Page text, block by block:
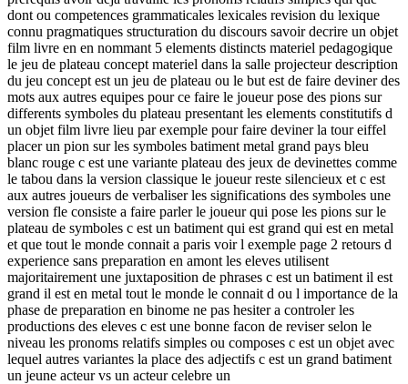
dont ou competences grammaticales lexicales revision du lexique
connu pragmatiques structuration du discours savoir decrire un objet
film livre en en nommant 5 elements distincts materiel pedagogique
le jeu de plateau concept materiel dans la salle projecteur description
du jeu concept est un jeu de plateau ou le but est de faire deviner des
mots aux autres equipes pour ce faire le joueur pose des pions sur
differents symboles du plateau presentant les elements constitutifs d
un objet film livre lieu par exemple pour faire deviner la tour eiffel
placer un pion sur les symboles batiment metal grand pays bleu
blanc rouge c est une variante plateau des jeux de devinettes comme
le tabou dans la version classique le joueur reste silencieux et c est
aux autres joueurs de verbaliser les significations des symboles une
version fle consiste a faire parler le joueur qui pose les pions sur le
plateau de symboles c est un batiment qui est grand qui est en metal
et que tout le monde connait a paris voir l exemple page 2 retours d
experience sans preparation en amont les eleves utilisent
majoritairement une juxtaposition de phrases c est un batiment il est
grand il est en metal tout le monde le connait d ou l importance de la
phase de preparation en binome ne pas hesiter a controler les
productions des eleves c est une bonne facon de reviser selon le
niveau les pronoms relatifs simples ou composes c est un objet avec
lequel autres variantes la place des adjectifs c est un grand batiment
un jeune acteur vs un acteur celebre un